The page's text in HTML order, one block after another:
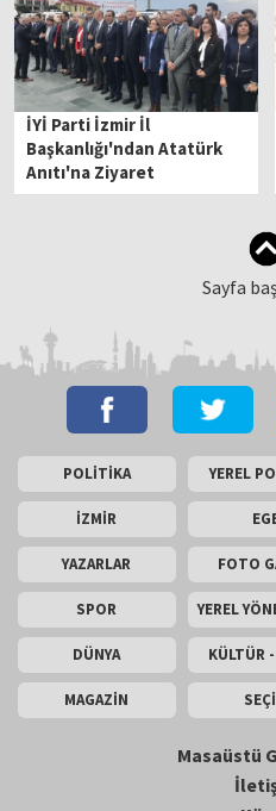
İYİ Parti İzmir İl
Başkanlığı'ndan Atatürk
Anıtı'na Ziyaret
Sayfa
POLİTİKA YEREL
İZMİR
YAZARLAR FOTO
SPOR YEREL
DÜNYA KÜLTÜR
MAGAZİN
Masaüstü